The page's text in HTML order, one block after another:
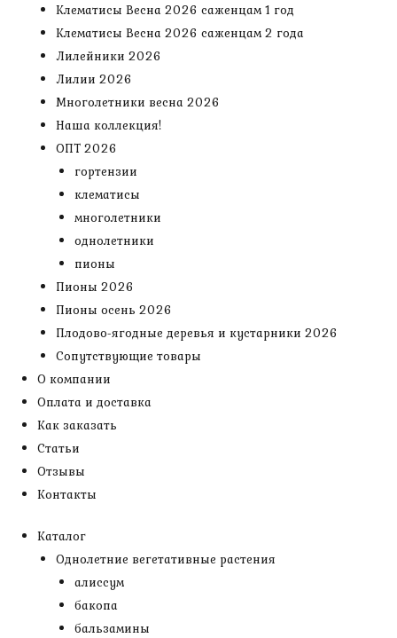
Клематисы Весна 2026 саженцам 1 год
Клематисы Весна 2026 саженцам 2 года
Лилейники 2026
Лилии 2026
Многолетники весна 2026
Наша коллекция!
ОПТ 2026
гортензии
клематисы
многолетники
однолетники
пионы
Пионы 2026
Пионы осень 2026
Плодово-ягодные деревья и кустарники 2026
Сопутствующие товары
О компании
Оплата и доставка
Как заказать
Статьи
Отзывы
Контакты
Каталог
Однолетние вегетативные растения
алиссум
бакопа
бальзамины